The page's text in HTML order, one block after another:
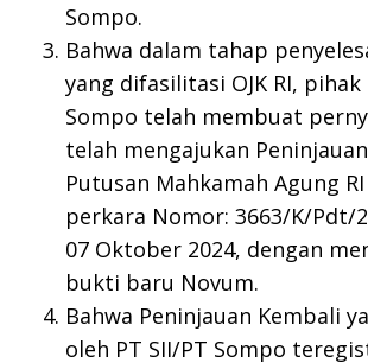
Sompo.
Bahwa dalam tahap
yang difasilitasi OJK RI, pihak
Sompo telah membuat
telah mengajukan
Putusan Mahkamah Agung
perkara Nomor: 3663/K/Pdt/
07 Oktober 2024, dengan
bukti baru Novum.
Bahwa Peninjauan Kembali
oleh PT SII/PT Sompo